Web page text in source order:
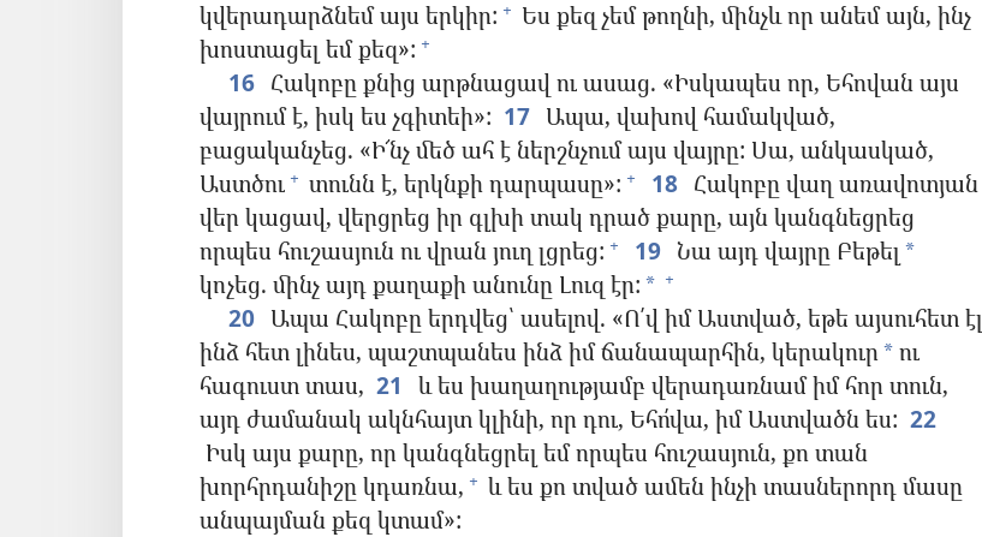
կվերադարձնեմ այս երկիր: + Ես քեզ չեմ թողնի, մինչև որ անեմ այն, ինչ
խոստացել եմ քեզ»: +
16 Հակոբը քնից արթնացավ ու ասաց. «Իսկապես որ, Եհովան այս
վայրում է, իսկ ես չգիտեի»: 17 Ապա, վախով համակված,
բացականչեց. «Ի՜նչ մեծ ահ է ներշնչում այս վայրը: Սա, անկասկած,
Աստծու + տունն է, երկնքի դարպասը»: + 18 Հակոբը վաղ առավոտյան
վեր կացավ, վերցրեց իր գլխի տակ դրած քարը, այն կանգնեցրեց
որպես հուշասյուն ու վրան յուղ լցրեց: + 19 Նա այդ վայրը Բեթել *
կոչեց. մինչ այդ քաղաքի անունը Լուզ էր: * +
20 Ապա Հակոբը երդվեց՝ ասելով. «Ո՛վ իմ Աստված, եթե այսուհետ էլ
ինձ հետ լինես, պաշտպանես ինձ իմ ճանապարհին, կերակուր* ու
հագուստ տաս, 21 և ես խաղաղությամբ վերադառնամ իմ հոր տուն,
այդ ժամանակ ակնհայտ կլինի, որ դու, Եհո՛վա, իմ Աստվածն ես: 22
Իսկ այս քարը, որ կանգնեցրել եմ որպես հուշասյուն, քո տան
խորհրդանիշը կդառնա, + և ես քո տված ամեն ինչի տասներորդ մասը
անպայման քեզ կտամ»: